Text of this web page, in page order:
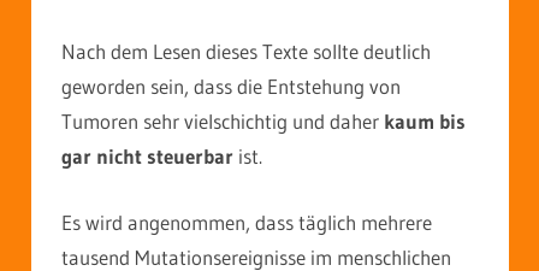
Nach dem Lesen dieses Texte sollte deutlich
geworden sein, dass die Entstehung von
Tumoren sehr vielschichtig und daher kaum bis
gar nicht steuerbar ist.
Es wird angenommen, dass täglich mehrere
tausend Mutationsereignisse im menschlichen